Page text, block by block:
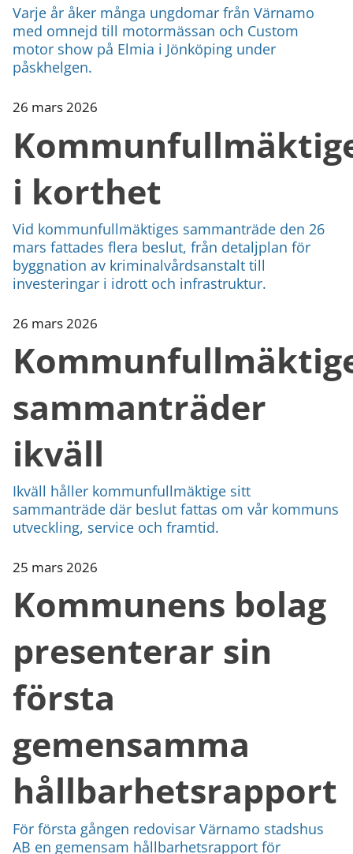
Varje år åker många ungdomar från Värnamo
med omnejd till motormässan och Custom
motor show på Elmia i Jönköping under
påskhelgen.
26 mars 2026
i korthet
Vid kommunfullmäktiges sammanträde den 26
mars fattades flera beslut, från detaljplan för
byggnation av kriminalvårdsanstalt till
investeringar i idrott och infrastruktur.
26 mars 2026
sammanträder
ikväll
Ikväll håller kommunfullmäktige sitt
sammanträde där beslut fattas om vår kommuns
utveckling, service och framtid.
25 mars 2026
Kommunens bolag
presenterar sin
första
gemensamma
hållbarhetsrapport
För första gången redovisar Värnamo stadshus
AB en gemensam hållbarhetsrapport för